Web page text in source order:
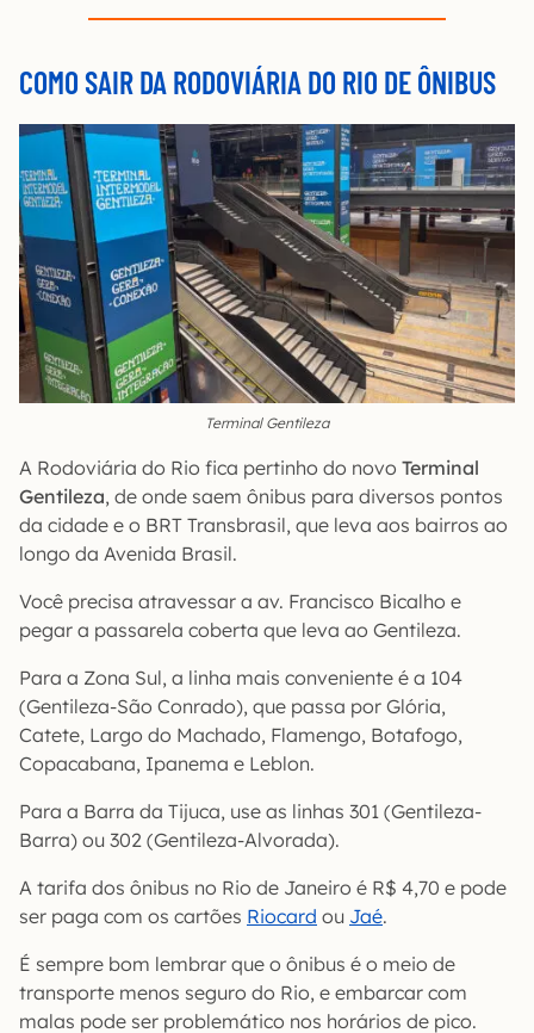
COMO SAIR DA RODOVIÁRIA DO RIO DE ÔNIBUS
Terminal Gentileza
A Rodoviária do Rio fica pertinho do novo Terminal
Gentileza, de onde saem ônibus para diversos pontos
da cidade e o BRT Transbrasil, que leva aos bairros ao
longo da Avenida Brasil.
Você precisa atravessar a av. Francisco Bicalho e
pegar a passarela coberta que leva ao Gentileza.
Para a Zona Sul, a linha mais conveniente é a 104
(Gentileza-São Conrado), que passa por Glória,
Catete, Largo do Machado, Flamengo, Botafogo,
Copacabana, Ipanema e Leblon.
Para a Barra da Tijuca, use as linhas 301 (Gentileza-
Barra) ou 302 (Gentileza-Alvorada).
A tarifa dos ônibus no Rio de Janeiro é R$ 4,70 e pode
ser paga com os cartões Riocard ou Jaé.
É sempre bom lembrar que o ônibus é o meio de
transporte menos seguro do Rio, e embarcar com
malas pode ser problemático nos horários de pico.